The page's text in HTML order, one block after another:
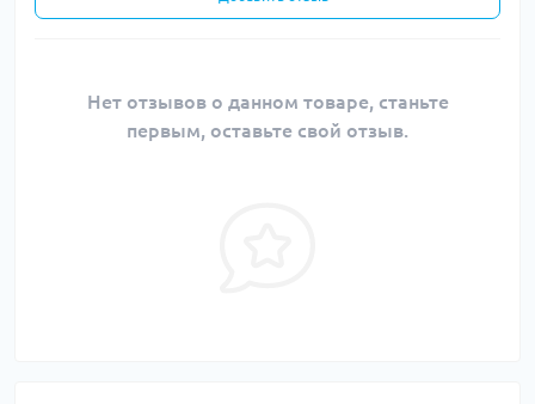
Нет отзывов о данном товаре, станьте
первым, оставьте свой отзыв.